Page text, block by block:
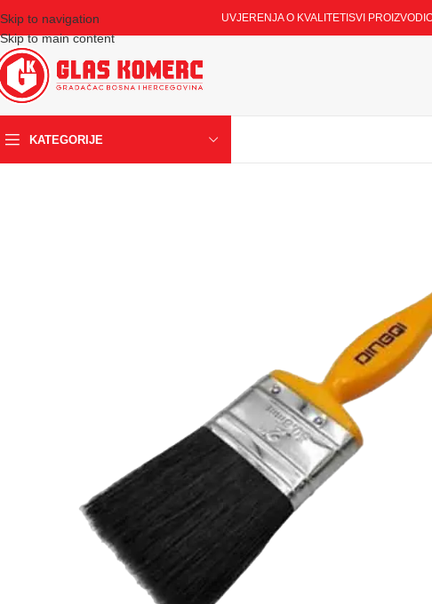
Skip to navigation
Skip to main content
UVJERENJA O KVALITETI SVI PROIZVODI
KATEGORIJE